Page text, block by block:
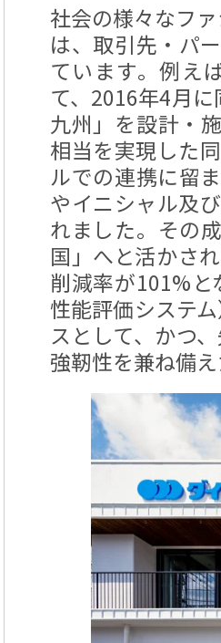
社会の様々なフ
は、取引先・パ
ています。例え
て、2016年4月
九州」を設計・
相当を実現した
ルでの連携に留
やイニシャル及
れました。その
国」へと活かさ
削減率が101%と
性能評価システ
スとして、かつ
強靭性を兼ね備